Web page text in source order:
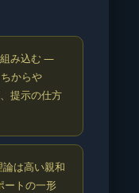
み込む —
からや
提示の仕方
は高い親和
ートの一形